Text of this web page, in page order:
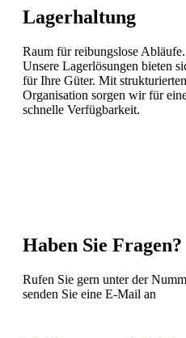
Lagerhaltung
Raum für reibungslose Abläufe.
Unsere Lagerlösungen bieten
für Ihre Güter. Mit
Organisation sorgen wir für
schnelle Verfügbarkeit.
Haben Sie Fragen?
Rufen Sie gern unter der
senden Sie eine E-Mail an